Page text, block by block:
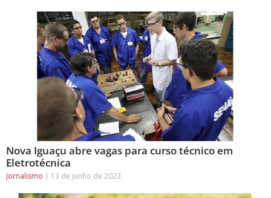
Nova Iguaçu abre vagas para curso técnico em
Eletrotécnica
Jornalismo 13 de junho de 2023